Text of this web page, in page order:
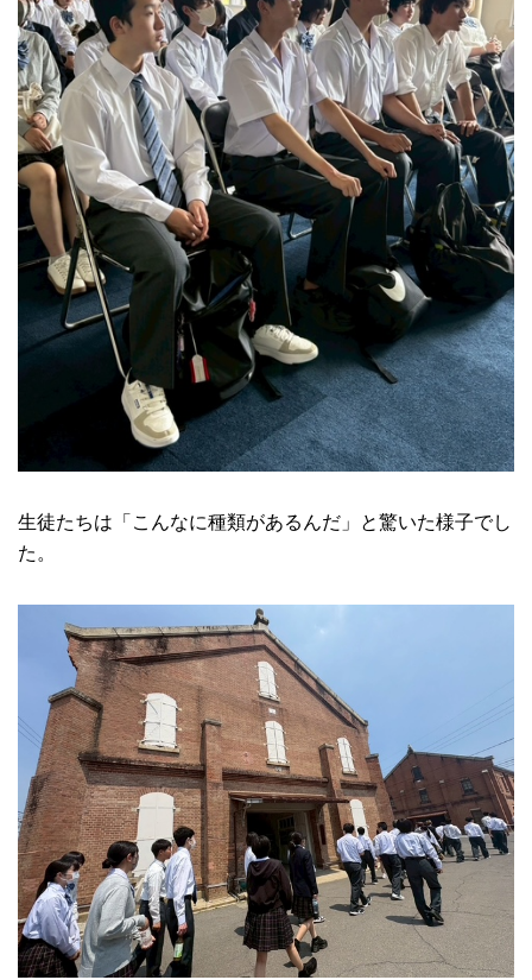
生徒たちは「こんなに種類があるんだ」と驚いた様子でし
た。